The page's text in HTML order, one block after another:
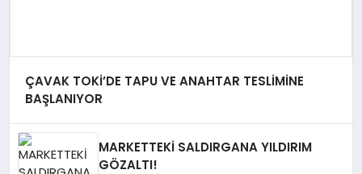
ÇAVAK TOKİ’DE TAPU VE ANAHTAR TESLİMİNE
BAŞLANIYOR
MARKETTEKİ SALDIRGANA YILDIRIM
GÖZALTI!